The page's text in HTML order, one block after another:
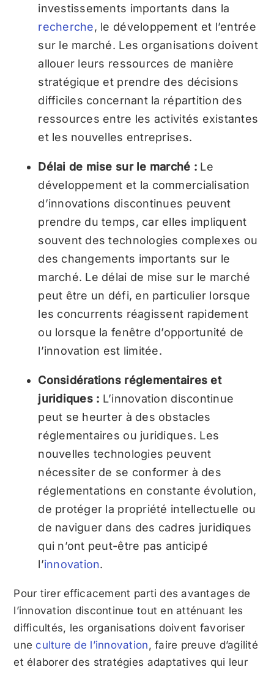
investissements importants dans la
recherche, le développement et l’entrée
sur le marché. Les organisations doivent
allouer leurs ressources de manière
stratégique et prendre des décisions
difficiles concernant la répartition des
ressources entre les activités existantes
et les nouvelles entreprises.
Délai de mise sur le marché : Le
développement et la commercialisation
d’innovations discontinues peuvent
prendre du temps, car elles impliquent
souvent des technologies complexes ou
des changements importants sur le
marché. Le délai de mise sur le marché
peut être un défi, en particulier lorsque
les concurrents réagissent rapidement
ou lorsque la fenêtre d’opportunité de
l’innovation est limitée.
Considérations réglementaires et
juridiques : L’innovation discontinue
peut se heurter à des obstacles
réglementaires ou juridiques. Les
nouvelles technologies peuvent
nécessiter de se conformer à des
réglementations en constante évolution,
de protéger la propriété intellectuelle ou
de naviguer dans des cadres juridiques
qui n’ont peut-être pas anticipé
l’innovation.
Pour tirer efficacement parti des avantages de
l’innovation discontinue tout en atténuant les
difficultés, les organisations doivent favoriser
une culture de l’innovation , faire preuve d’agilité
et élaborer des stratégies adaptatives qui leur